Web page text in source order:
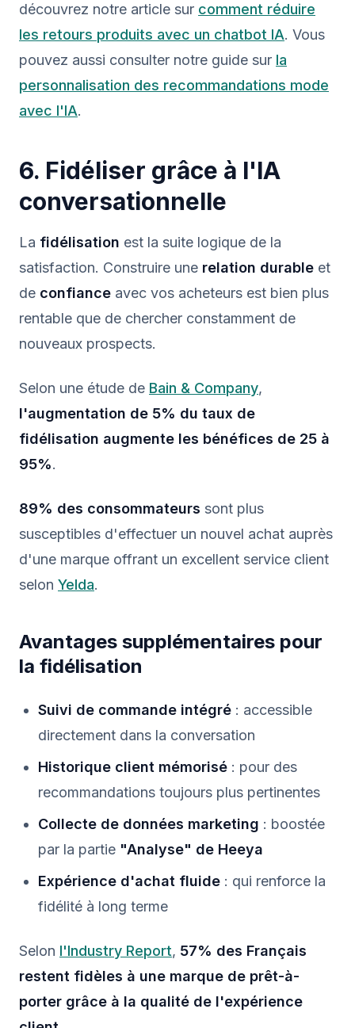
découvrez notre article sur comment réduire
les retours produits avec un chatbot IA. Vous
pouvez aussi consulter notre guide sur la
personnalisation des recommandations mode
avec l'IA.
6. Fidéliser grâce à l'IA
conversationnelle
La fidélisation est la suite logique de la
satisfaction. Construire une relation durable et
de confiance avec vos acheteurs est bien plus
rentable que de chercher constamment de
nouveaux prospects.
Selon une étude de Bain & Company,
l'augmentation de 5% du taux de
fidélisation augmente les bénéfices de 25 à
95%.
89% des consommateurs sont plus
susceptibles d'effectuer un nouvel achat auprès
d'une marque offrant un excellent service client
selon Yelda.
Avantages supplémentaires pour
la fidélisation
Suivi de commande intégré : accessible
directement dans la conversation
Historique client mémorisé : pour des
recommandations toujours plus pertinentes
Collecte de données marketing : boostée
par la partie "Analyse" de Heeya
Expérience d'achat fluide : qui renforce la
fidélité à long terme
Selon l'Industry Report, 57% des Français
restent fidèles à une marque de prêt-à-
porter grâce à la qualité de l'expérience